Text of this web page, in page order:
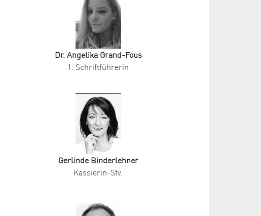
Dr. Angelika Grand-Fous
1. Schriftführerin
Gerlinde Binderlehner
Kassierin-Stv.